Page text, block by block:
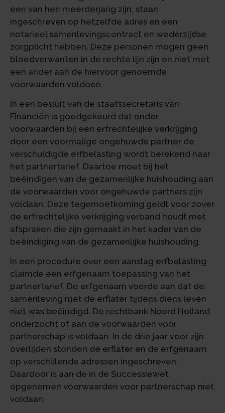
een van hen meerderjarig zijn, staan
ingeschreven op hetzelfde adres en een
notarieel samenlevingscontract en wederzijdse
zorgplicht hebben. Deze personen mogen geen
bloedverwanten in de rechte lijn zijn en niet met
een ander aan de hiervoor genoemde
voorwaarden voldoen.
In een besluit van de staatssecretaris van
Financiën is goedgekeurd dat onder
voorwaarden bij een erfrechtelijke verkrijging
door een voormalige ongehuwde partner de
verschuldigde erfbelasting wordt berekend naar
het partnertarief. Daartoe moet bij het
beëindigen van de gezamenlijke huishouding aan
de voorwaarden voor ongehuwde partners zijn
voldaan. Deze tegemoetkoming geldt voor zover
de erfrechtelijke verkrijging verband houdt met
afspraken die zijn gemaakt in het kader van de
beëindiging van de gezamenlijke huishouding.
In een procedure over een aanslag erfbelasting
claimde een erfgenaam toepassing van het
partnertarief. De erfgenaam voerde aan dat de
samenleving met de erflater tijdens diens leven
niet was beëindigd. De rechtbank Noord Holland
onderzocht of aan de voorwaarden voor
partnerschap is voldaan. In de drie jaar voor zijn
overlijden stonden de erflater en de erfgenaam
op verschillende adressen ingeschreven.
Daardoor is aan de in de Successiewet
opgenomen voorwaarden voor partnerschap niet
voldaan.